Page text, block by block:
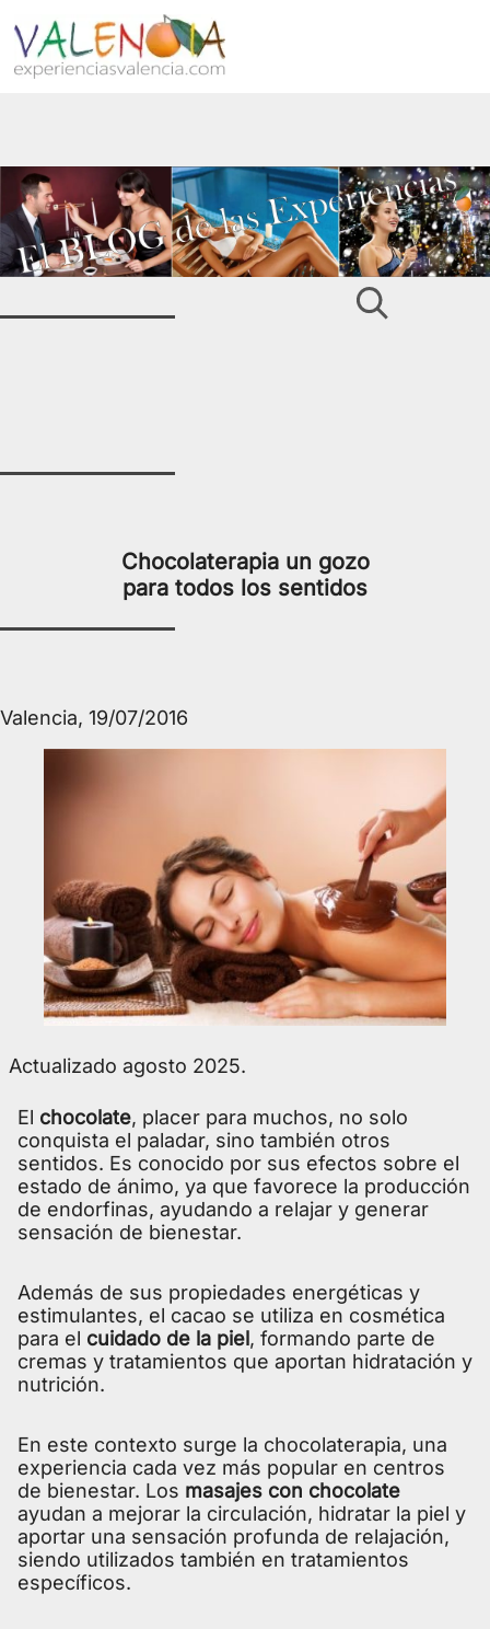
Chocolaterapia un gozo
para todos los sentidos
Valencia, 19/07/2016
Actualizado agosto 2025.
El chocolate, placer para muchos, no solo
conquista el paladar, sino también otros
sentidos. Es conocido por sus efectos sobre el
estado de ánimo, ya que favorece la producción
de endorfinas, ayudando a relajar y generar
sensación de bienestar.
Además de sus propiedades energéticas y
estimulantes, el cacao se utiliza en cosmética
para el cuidado de la piel, formando parte de
cremas y tratamientos que aportan hidratación y
nutrición.
En este contexto surge la chocolaterapia, una
experiencia cada vez más popular en centros
de bienestar. Los masajes con chocolate
ayudan a mejorar la circulación, hidratar la piel y
aportar una sensación profunda de relajación,
siendo utilizados también en tratamientos
específicos.